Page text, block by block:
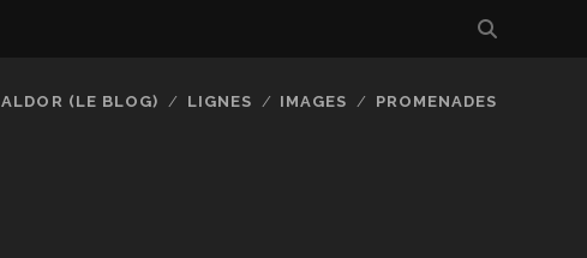
ALDOR (LE BLOG) LIGNES IMAGES PROMENADES